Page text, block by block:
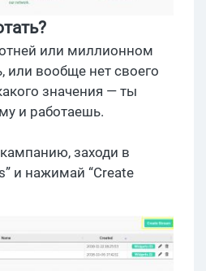
или миллионном
или вообще нет своего
значения — ты
и работаешь.
заходи в
и нажимай “Create